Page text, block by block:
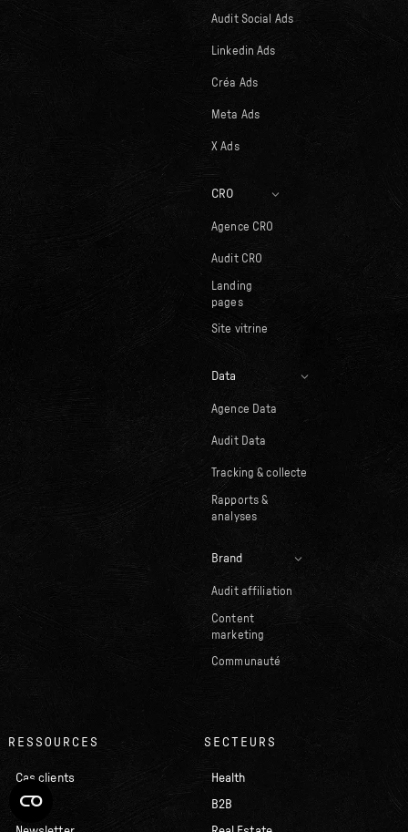
Audit Social Ads
Linkedin Ads
Créa Ads
Meta Ads
X Ads
CRO
Agence CRO
Audit CRO
Landing
pages
Site vitrine
Data
Agence Data
Audit Data
Tracking & collecte
Rapports &
analyses
Brand
Audit affiliation
Content
marketing
Communauté
RESSOURCES
Cas clients
Blog
SECTEURS
Health
B2B